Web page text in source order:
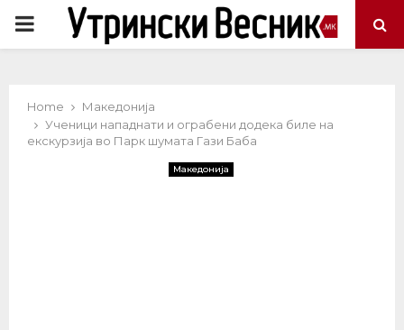
PRIMARY
Home
Македонија
Ученици нападнати и ограбени додека биле на
екскурзија во Парк шумата Гази Баба
Македонија